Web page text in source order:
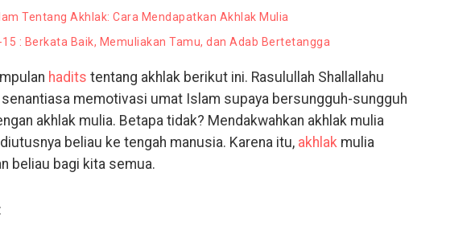
Tentang Akhlak: Cara Mendapatkan Akhlak Mulia
: Berkata Baik, Memuliakan Tamu, dan Adab Bertetangga
hadits tentang akhlak berikut ini. Rasulullah Shallallahu
senantiasa memotivasi umat Islam supaya bersungguh-sungguh
akhlak mulia. Betapa tidak? Mendakwahkan akhlak mulia
beliau ke tengah manusia. Karena itu, akhlakmulia
beliau bagi kita semua.